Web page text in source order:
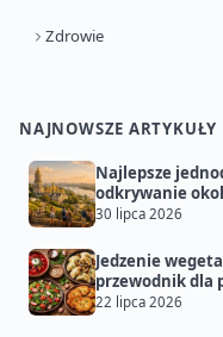
Zdrowie
NAJNOWSZE ARTYKUŁY
Najlepsze
odkrywanie
30 lipca 2026
Jedzenie
przewodnik dla
22 lipca 2026